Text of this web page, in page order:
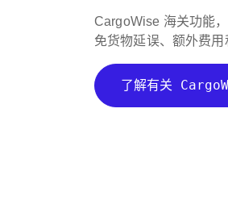
CargoWise 海关功能
免货物延误、额外费用
了解有关